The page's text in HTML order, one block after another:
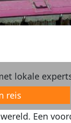
lokale
reis
Een